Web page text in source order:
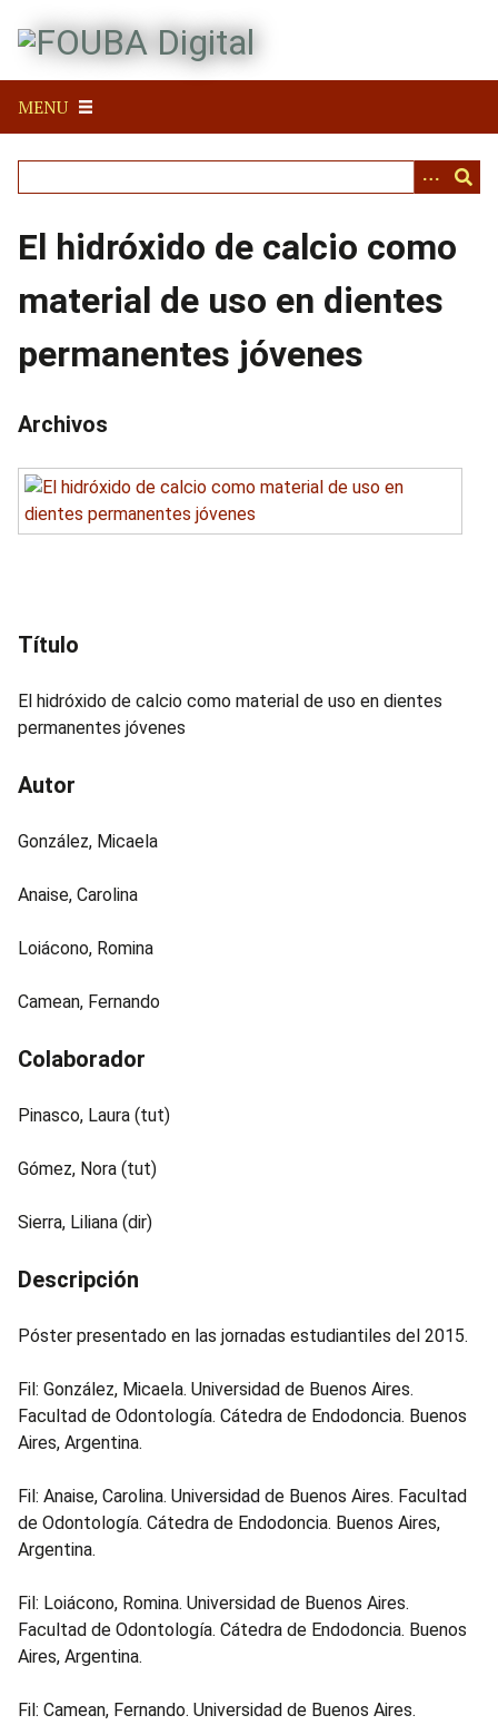
MENU
El hidróxido de calcio como
material de uso en dientes
permanentes jóvenes
Archivos
Título
El hidróxido de calcio como material de uso en dientes
permanentes jóvenes
Autor
González, Micaela
Anaise, Carolina
Loiácono, Romina
Camean, Fernando
Colaborador
Pinasco, Laura (tut)
Gómez, Nora (tut)
Sierra, Liliana (dir)
Descripción
Póster presentado en las jornadas estudiantiles del 2015.
Fil: González, Micaela. Universidad de Buenos Aires.
Facultad de Odontología. Cátedra de Endodoncia. Buenos
Aires, Argentina.
Fil: Anaise, Carolina. Universidad de Buenos Aires. Facultad
de Odontología. Cátedra de Endodoncia. Buenos Aires,
Argentina.
Fil: Loiácono, Romina. Universidad de Buenos Aires.
Facultad de Odontología. Cátedra de Endodoncia. Buenos
Aires, Argentina.
Fil: Camean, Fernando. Universidad de Buenos Aires.